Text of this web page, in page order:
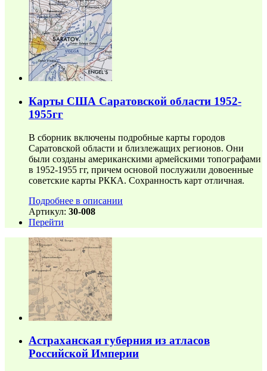
Карты США Саратовской области 1952-
1955гг
В сборник включены подробные карты городов
Саратовской области и близлежащих регионов. Они
были созданы американскими армейскими топографами
в 1952-1955 гг, причем основой послужили довоенные
советские карты РККА. Сохранность карт отличная.
Подробнее в описании
Артикул: 30-008
Перейти
Астраханская губерния из атласов
Российской Империи